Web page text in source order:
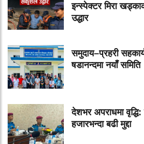
इन्स्पेक्टर मिरा
उद्धार
समुदाय–प्रहरी
षडानन्दमा नयाँ समिति
देशभर अपराधमा वृद्धि:
हजारभन्दा बढी मुद्दा